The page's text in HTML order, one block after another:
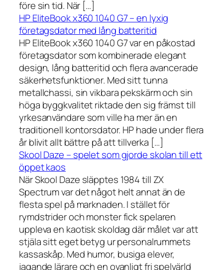
före sin tid. När […]
HP EliteBook x360 1040 G7 – en lyxig
företagsdator med lång batteritid
HP EliteBook x360 1040 G7 var en påkostad
företagsdator som kombinerade elegant
design, lång batteritid och flera avancerade
säkerhetsfunktioner. Med sitt tunna
metallchassi, sin vikbara pekskärm och sin
höga byggkvalitet riktade den sig främst till
yrkesanvändare som ville ha mer än en
traditionell kontorsdator. HP hade under flera
år blivit allt bättre på att tillverka […]
Skool Daze – spelet som gjorde skolan till ett
öppet kaos
När Skool Daze släpptes 1984 till ZX
Spectrum var det något helt annat än de
flesta spel på marknaden. I stället för
rymdstrider och monster fick spelaren
uppleva en kaotisk skoldag där målet var att
stjäla sitt eget betyg ur personalrummets
kassaskåp. Med humor, busiga elever,
jagande lärare och en ovanligt fri spelvärld